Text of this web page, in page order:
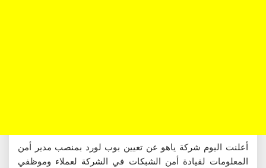
أعلنت اليوم شركة ياهو عن تعيين بوب لورد بمنصب مدير أمن
المعلومات لقيادة أمن الشبكات في الشركة لعملاء وموظفي